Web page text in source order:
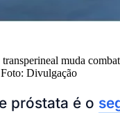
muda
Foto: Divulgação
próstata é o